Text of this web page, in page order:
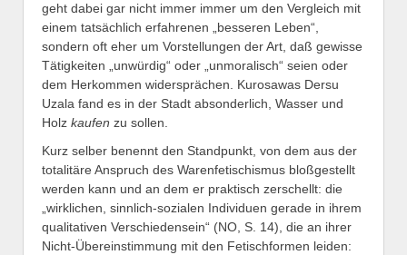
geht dabei gar nicht immer immer um den Vergleich mit
einem tatsächlich erfahrenen „besseren Leben“,
sondern oft eher um Vorstellungen der Art, daß gewisse
Tätigkeiten „unwürdig“ oder „unmoralisch“ seien oder
dem Herkommen widersprächen. Kurosawas Dersu
Uzala fand es in der Stadt absonderlich, Wasser und
Holz kaufen zu sollen.
Kurz selber benennt den Standpunkt, von dem aus der
totalitäre Anspruch des Warenfetischismus bloßgestellt
werden kann und an dem er praktisch zerschellt: die
„wirklichen, sinnlich-sozialen Individuen gerade in ihrem
qualitativen Verschiedensein“ (NO, S. 14), die an ihrer
Nicht-Übereinstimmung mit den Fetischformen leiden: